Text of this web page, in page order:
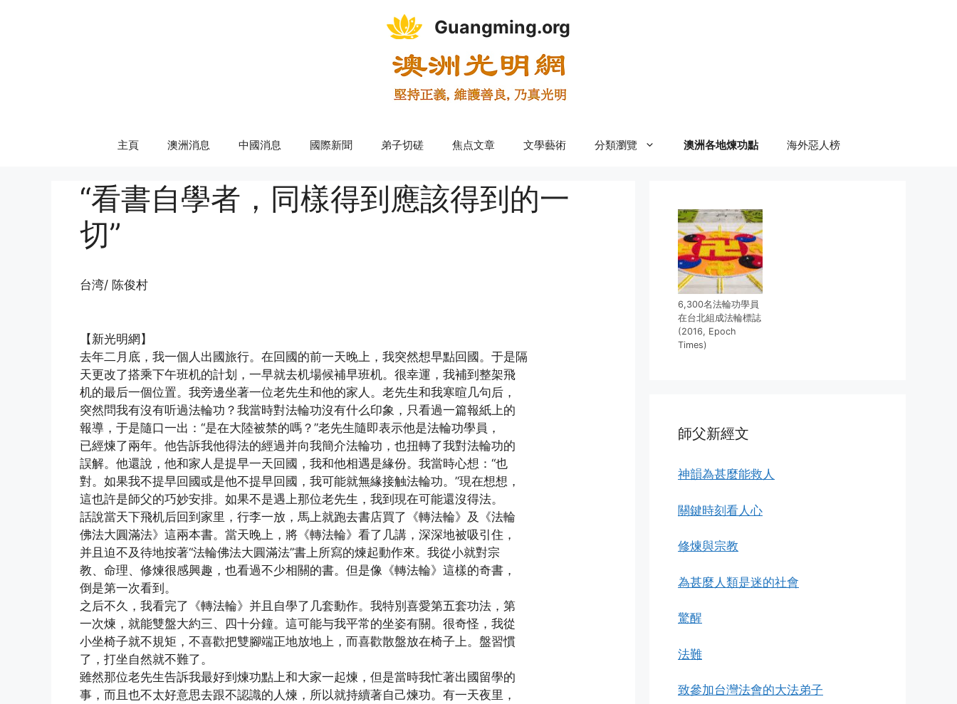
Guangming.org
主頁 澳洲消息 中國消息 國際新聞 弟子切磋 焦点文章 文學藝術 分類瀏覽 澳洲各地煉功點 海外惡人榜
“看書自學者，同樣得到應該得到的一
切”
台湾/ 陈俊村
【新光明網】
去年二月底，我一個人出國旅行。在回國的前一天晚上，我突然想早點回國。于是隔
天更改了搭乘下午班机的計划，一早就去机場候補早班机。很幸運，我補到整架飛
机的最后一個位置。我旁邊坐著一位老先生和他的家人。老先生和我寒暄几句后，
突然問我有沒有听過法輪功？我當時對法輪功沒有什么印象，只看過一篇報紙上的
報導，于是隨口一出：“是在大陸被禁的嗎？”老先生隨即表示他是法輪功學員，
已經煉了兩年。他告訴我他得法的經過并向我簡介法輪功，也扭轉了我對法輪功的
誤解。他還說，他和家人是提早一天回國，我和他相遇是緣份。我當時心想：“也
對。如果我不提早回國或是他不提早回國，我可能就無緣接触法輪功。”現在想想，
這也許是師父的巧妙安排。如果不是遇上那位老先生，我到現在可能還沒得法。
話說當天下飛机后回到家里，行李一放，馬上就跑去書店買了《轉法輪》及《法輪
佛法大圓滿法》這兩本書。當天晚上，將《轉法輪》看了几講，深深地被吸引住，
并且迫不及待地按著“法輪佛法大圓滿法”書上所寫的煉起動作來。我從小就對宗
教、命理、修煉很感興趣，也看過不少相關的書。但是像《轉法輪》這樣的奇書，
倒是第一次看到。
之后不久，我看完了《轉法輪》并且自學了几套動作。我特別喜愛第五套功法，第
一次煉，就能雙盤大約三、四十分鐘。這可能与我平常的坐姿有關。很奇怪，我從
小坐椅子就不規矩，不喜歡把雙腳端正地放地上，而喜歡散盤放在椅子上。盤習慣
了，打坐自然就不難了。
雖然那位老先生告訴我最好到煉功點上和大家一起煉，但是當時我忙著出國留學的
事，而且也不太好意思去跟不認識的人煉，所以就持續著自己煉功。有一天夜里，
6,300名法輪功學員
在台北組成法輪標誌
(2016, Epoch
Times)
師父新經文
神韻為甚麼能救人
關鍵時刻看人心
修煉與宗教
為甚麼人類是迷的社會
驚醒
法難
致參加台灣法會的大法弟子